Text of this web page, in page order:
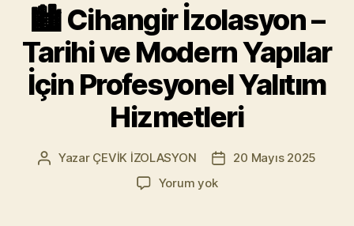
🏙️ Cihangir İzolasyon –
Tarihi ve Modern Yapılar
İçin Profesyonel Yalıtım
Hizmetleri
Yazının
Yazar ÇEVİK İZOLASYON
Yazı20 Mayıs 2025
Yorum yok🏙️